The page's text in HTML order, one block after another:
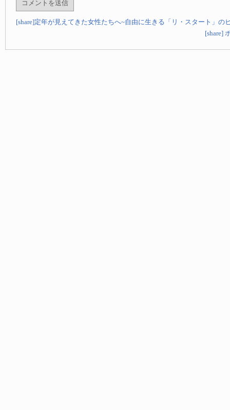
[share]定年が見えてきた女性たちへ~自由に生きる「リ・スタート」の
[share]